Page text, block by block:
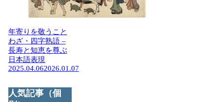
年寄りを敬うこと
わざ・四字熟語 –
長寿と知恵を尊ぶ
日本語表現
2025.04.062026.01.07
人気記事（個